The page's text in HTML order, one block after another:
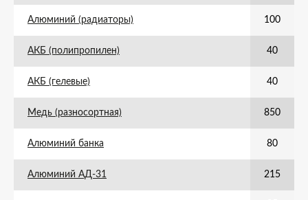
Алюминий (радиаторы) 100
АКБ (полипропилен) 40
АКБ (гелевые) 40
Медь (разносортная) 850
Алюминий банка 80
Алюминий АД-31 215